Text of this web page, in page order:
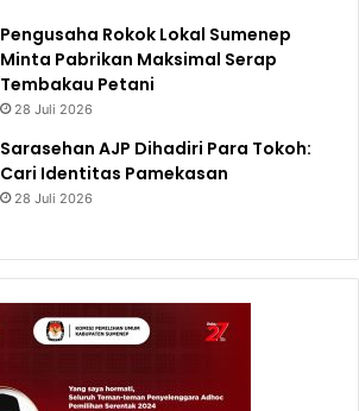
Pengusaha Rokok Lokal Sumenep
Minta Pabrikan Maksimal Serap
Tembakau Petani
28 Juli 2026
Sarasehan AJP Dihadiri Para Tokoh:
Cari Identitas Pamekasan
28 Juli 2026